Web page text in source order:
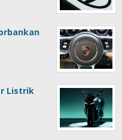
Listrik